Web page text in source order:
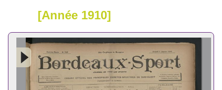
[Année 1910]